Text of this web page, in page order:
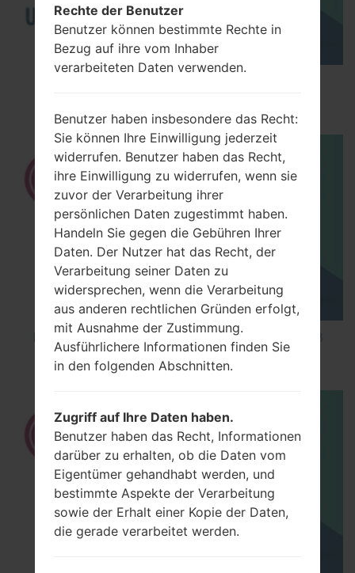
How to Factory Reset through code on LG K8
M200E?
Rechte der Benutzer
Benutzer können bestimmte Rechte in
Bezug auf ihre vom Inhaber
verarbeiteten Daten verwenden.
Benutzer haben insbesondere das Recht:
Sie können Ihre Einwilligung jederzeit
widerrufen. Benutzer haben das Recht,
ihre Einwilligung zu widerrufen, wenn sie
zuvor der Verarbeitung ihrer
persönlichen Daten zugestimmt haben.
Handeln Sie gegen die Gebühren Ihrer
Daten. Der Nutzer hat das Recht, der
Verarbeitung seiner Daten zu
widersprechen, wenn die Verarbeitung
aus anderen rechtlichen Gründen erfolgt,
mit Ausnahme der Zustimmung.
Ausführlichere Informationen finden Sie
in den folgenden Abschnitten.
Zugriff auf Ihre Daten haben.
Benutzer haben das Recht, Informationen
darüber zu erhalten, ob die Daten vom
Eigentümer gehandhabt werden, und
bestimmte Aspekte der Verarbeitung
sowie der Erhalt einer Kopie der Daten,
die gerade verarbeitet werden.